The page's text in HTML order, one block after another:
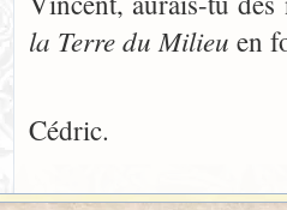
la Terre du Milieu en
Cédric.